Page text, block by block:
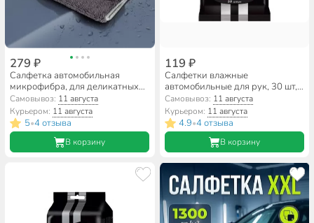
279 ₽
Салфетка автомобильная
микрофибра, для деликатных
поверхностей, 3 шт, 30 х 40 см,
Clim Art, CLA00740
Самовывоз: 11 августа
Курьером: 11 августа
5•4 отзыва
В корзину
119 ₽
Салфетки влажные
автомобильные для рук, 30 шт,
Top Gear
Самовывоз: 11 августа
Курьером: 11 августа
4.9•4 отзыва
В корзину